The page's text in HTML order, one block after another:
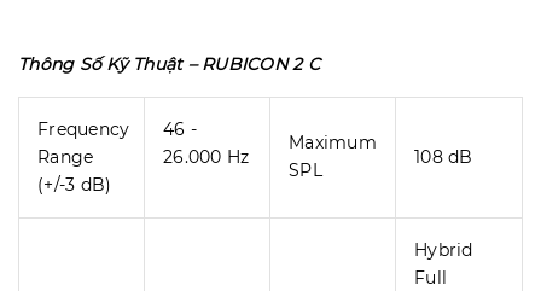
Thông Số Kỹ Thuật – RUBICON 2 C
Frequency
Range
(+/-3 dB)
46 -
26.000 Hz
Maximum
SPL
108 dB
Hybrid
Full